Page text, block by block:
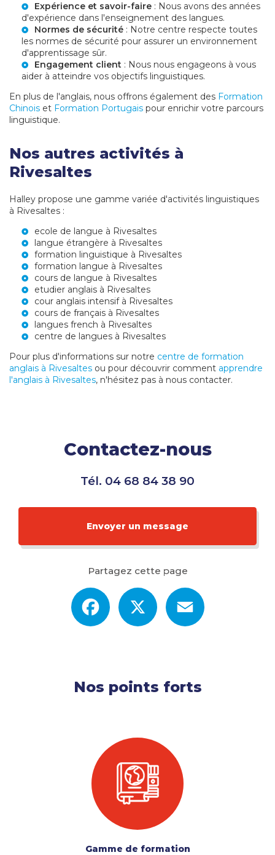
Expérience et savoir-faire : Nous avons des années
d'expérience dans l'enseignement des langues.
Normes de sécurité : Notre centre respecte toutes
les normes de sécurité pour assurer un environnement
d'apprentissage sûr.
Engagement client : Nous nous engageons à vous
aider à atteindre vos objectifs linguistiques.
En plus de l'anglais, nous offrons également des Formation
Chinois et Formation Portugais pour enrichir votre parcours
linguistique.
Nos autres activités à
Rivesaltes
Halley propose une gamme variée d'activités linguistiques
à Rivesaltes :
ecole de langue à Rivesaltes
langue étrangère à Rivesaltes
formation linguistique à Rivesaltes
formation langue à Rivesaltes
cours de langue à Rivesaltes
etudier anglais à Rivesaltes
cour anglais intensif à Rivesaltes
cours de français à Rivesaltes
langues french à Rivesaltes
centre de langues à Rivesaltes
Pour plus d'informations sur notre centre de formation
anglais à Rivesaltes ou pour découvrir comment apprendre
l'anglais à Rivesaltes, n'hésitez pas à nous contacter.
Contactez-nous
Tél. 04 68 84 38 90
Envoyer un message
Partagez cette page
Facebook
Nos points forts
Gamme de formation